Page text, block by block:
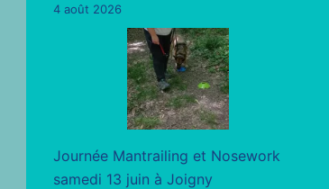
4 août 2026
Journée Mantrailing et Nosework
samedi 13 juin à Joigny